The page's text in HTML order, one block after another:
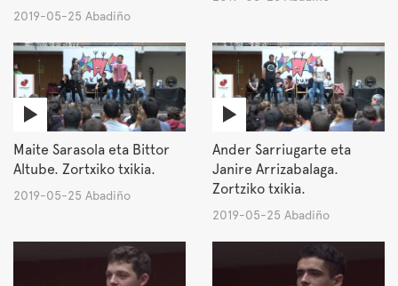
2019-05-25 Abadiño
Maite Sarasola eta Bittor
Altube. Zortxiko txikia.
2019-05-25 Abadiño
Ander Sarriugarte eta
Janire Arrizabalaga.
Zortziko txikia.
2019-05-25 Abadiño